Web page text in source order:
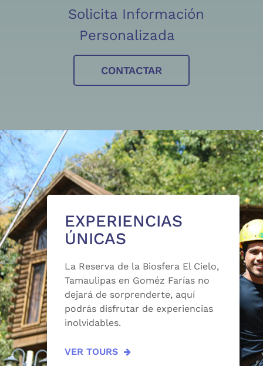
Solicita Información
Personalizada
CONTACTAR
EXPERIENCIAS
ÚNICAS
La Reserva de la Biosfera El Cielo,
Tamaulipas en Goméz Farías no
dejará de sorprenderte, aquí
podrás disfrutar de experiencias
inolvidables.
VER TOURS